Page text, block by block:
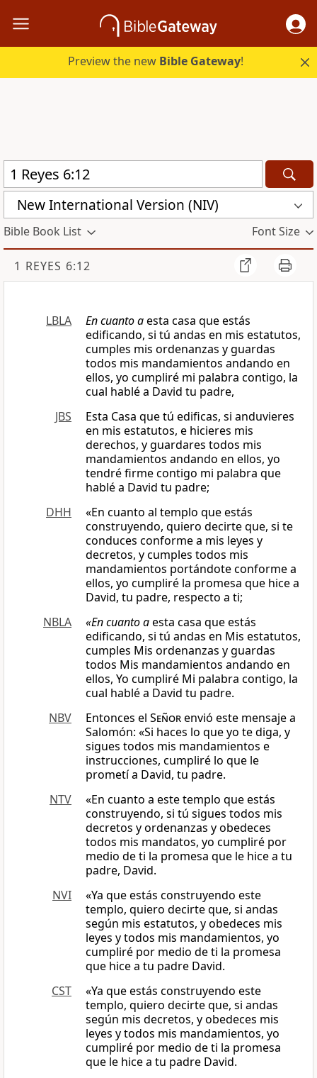
Preview the new Bible Gateway!
New International Version (NIV)
Bible Book List Font Size
1 REYES 6:12
LBLA En cuanto aesta casa que estás
edificando, si tú andas en mis estatutos,
cumples mis ordenanzas y guardas
todos mis mandamientos andando en
ellos, yo cumpliré mi palabra contigo, la
cual hablé a David tu padre,
JBS
Esta Casa que tú edificas, si anduvieres
en mis estatutos, e hicieres mis
derechos, y guardares todos mis
mandamientos andando en ellos, yo
tendré firme contigo mi palabra que
hablé a David tu padre;
DHH
«En cuanto al templo que estás
construyendo, quiero decirte que, si te
conduces conforme a mis leyes y
decretos, y cumples todos mis
mandamientos portándote conforme a
ellos, yo cumpliré la promesa que hice a
David, tu padre, respecto a ti;
NBLA
«En cuanto aesta casa que estás
edificando, si tú andas en Mis estatutos,
cumples Mis ordenanzas y guardas
todos Mis mandamientos andando en
ellos, Yo cumpliré Mi palabra contigo, la
cual hablé a David tu padre.
NBV
Entonces el Señorenvió este mensaje a
Salomón: «Si haces lo que yo te diga, y
sigues todos mis mandamientos e
instrucciones, cumpliré lo que le
prometí a David, tu padre.
NTV
«En cuanto a este templo que estás
construyendo, si tú sigues todos mis
decretos y ordenanzas y obedeces
todos mis mandatos, yo cumpliré por
medio de ti la promesa que le hice a tu
padre, David.
NVI
«Ya que estás construyendo este
templo, quiero decirte que, si andas
según mis estatutos, y obedeces mis
leyes y todos mis mandamientos, yo
cumpliré por medio de ti la promesa
que hice a tu padre David.
CST
«Ya que estás construyendo este
templo, quiero decirte que, si andas
según mis decretos, y obedeces mis
leyes y todos mis mandamientos, yo
cumpliré por medio de ti la promesa
que le hice a tu padre David.